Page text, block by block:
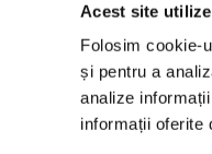
Acest site
Folosim cookie-
și pentru a
analize
informații oferite